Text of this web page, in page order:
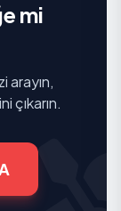
mi
arayın,
çıkarın.